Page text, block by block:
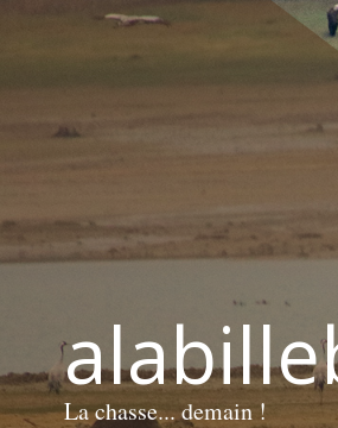
La chasse... demain !